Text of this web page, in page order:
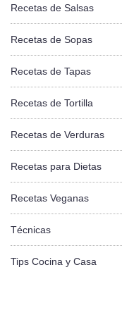
Recetas de Salsas
Recetas de Sopas
Recetas de Tapas
Recetas de Tortilla
Recetas de Verduras
Recetas para Dietas
Recetas Veganas
Técnicas
Tips Cocina y Casa